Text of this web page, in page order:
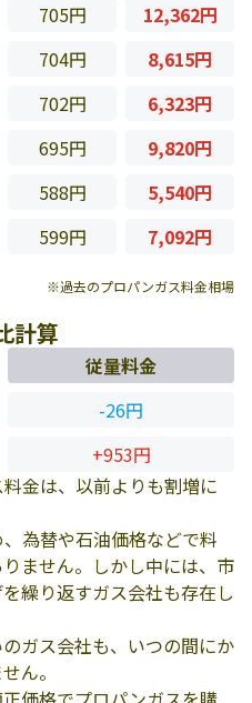
705円
12,362円
704円
8,615円
702円
6,323円
695円
9,820円
588円
5,540円
599円 7,092円
※過去のプロパンガス料金相場
計算
従量料金
-26円
+953円
金は、以前よりも割増に
為替や石油価格などで料
ません。しかし中には、市
繰り返すガス会社も存在し
ガス会社も、いつの間にか
ん。